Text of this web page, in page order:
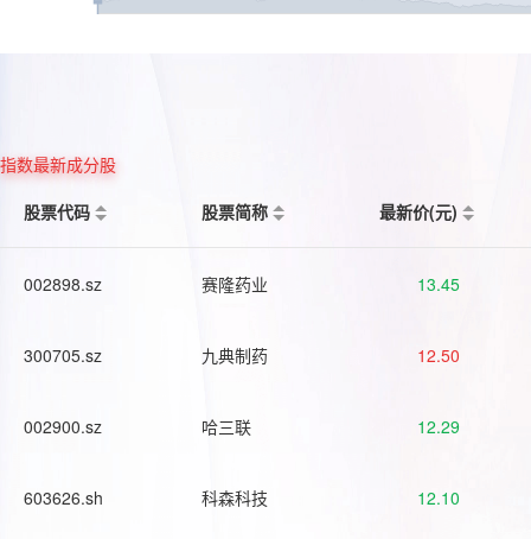
指数最新成分股
股票代码
股票简称 最新价(元)
002898.sz 赛隆药业 13.45
300705.sz 九典制药 12.50
002900.sz 哈三联 12.29
603626.sh 科森科技 12.10